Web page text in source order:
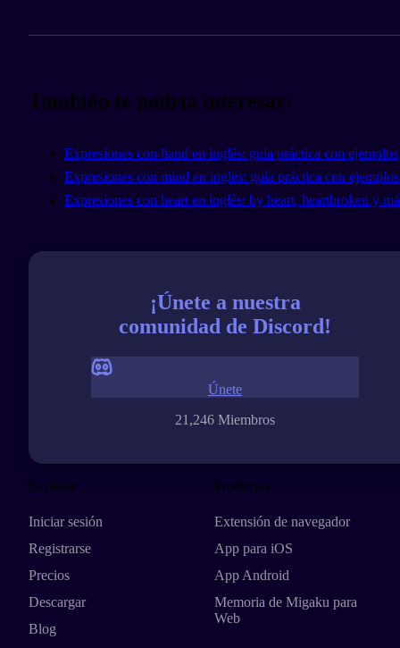
También te podría interesar:
Expresiones con hand en inglés: guía práctica con ejemplos
Expresiones con mind en inglés: guía práctica con ejemplos
Expresiones con heart en inglés: by heart, heartbroken y
¡Únete a nuestra
comunidad de Discord!
21,246 Miembros
Únete
Explorar
Iniciar sesión
Registrarse
Precios
Descargar
Blog
Productos
Extensión de navegador
App para iOS
App Android
Memoria de Migaku para
Web